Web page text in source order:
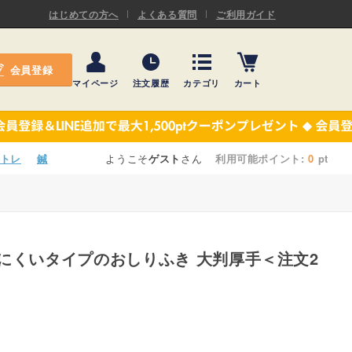
はじめての方へ よくある質問 ご利用ガイド
会員登録
マイページ 注文履歴 カテゴリ
ASキネシオロジーテープ
施術ベッド・マクラ
カート
レ 鍼 ようこそゲスト さん 利用可能ポイント:0 pt
機材・機材消耗品
テーピング
施術ベッド・マクラ
事務用品・日用品